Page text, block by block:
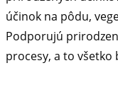
účinok na pôdu,
Podporujú
procesy, a to všetko